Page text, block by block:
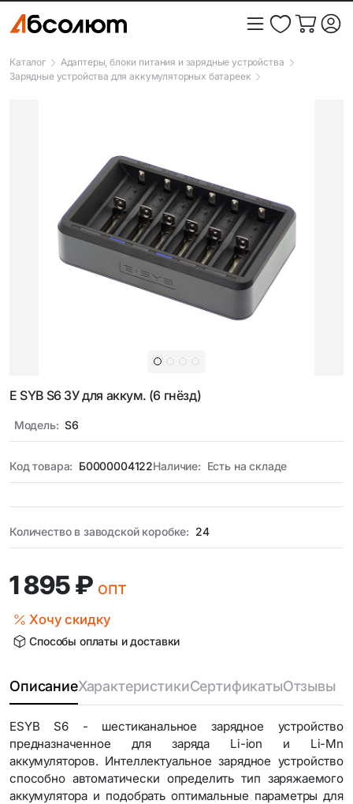
Каталог
Адаптеры, блоки питания и зарядные устройства
Зарядные устройства для аккумуляторных батареек
E SYB S6 ЗУ для аккум. (6 гнёзд)
Модель:S6
Код товара: Б0000004122Наличие: Есть на складе
Количество в заводской коробке: 24
1 895 ₽ опт
Хочу скидку
Способы оплаты и доставки
ОписаниеХарактеристикиСертификатыОтзывы
ESYB S6 - шестиканальное зарядное устройство
предназначенное для заряда Li-ion и Li-Mn
аккумуляторов. Интеллектуальное зарядное устройство
способно автоматически определить тип заряжаемого
аккумулятора и подобрать оптимальные параметры для